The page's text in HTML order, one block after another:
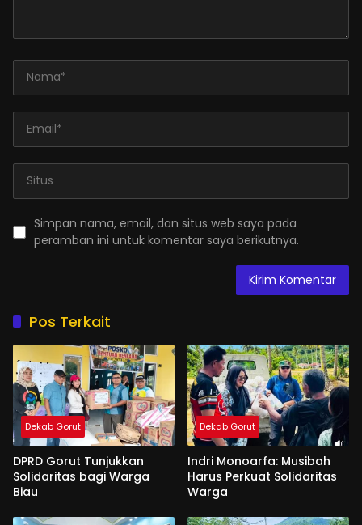
Simpan nama, email, dan situs web saya pada
peramban ini untuk komentar saya berikutnya.
Pos Terkait
Dekab Gorut
DPRD Gorut Tunjukkan
Solidaritas bagi Warga
Biau
Dekab Gorut
Indri Monoarfa: Musibah
Harus Perkuat Solidaritas
Warga